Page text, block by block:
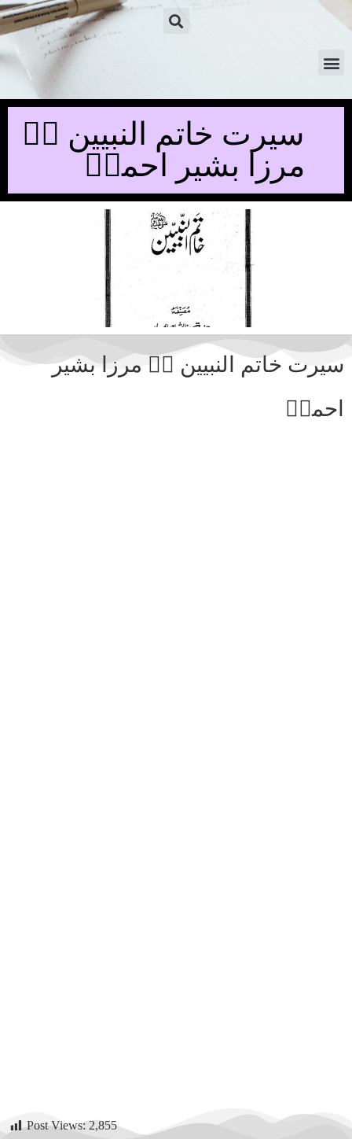
سیرت خاتم النبیین ﷺ۔
مرزا بشیر احمدؓ
سیرت خاتم النبیین ﷺ۔ مرزا بشیر
احمدؓ
Post Views: 2,855